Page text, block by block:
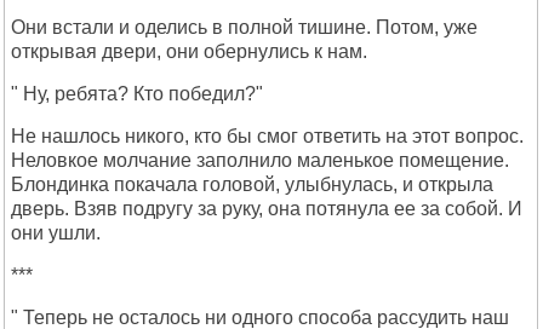
Они встали и оделись в полной тишине. Потом, уже
открывая двери, они обернулись к нам.
" Ну, ребята? Кто победил?"
Не нашлось никого, кто бы смог ответить на этот вопрос.
Неловкое молчание заполнило маленькое помещение.
Блондинка покачала головой, улыбнулась, и открыла
дверь. Взяв подругу за руку, она потянула ее за собой. И
они ушли.
***
" Теперь не осталось ни одного способа рассудить наш